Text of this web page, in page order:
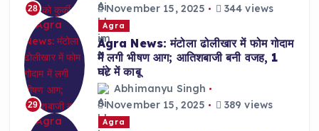
28
November 15, 2025
344 views
29
Agra
Agra News: मंटोला ढोलीखार में फोम गोदाम
में लगी भीषण आग; आतिशबाजी बनी वजह, 1
घंटे में काबू
Abhimanyu Singh
November 15, 2025
389 views
Agra